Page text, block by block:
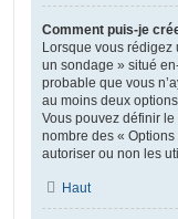
Comment puis-je
Lorsque vous rédigez
un sondage » situé
probable que vous
au moins deux
Vous pouvez définir
nombre des «
autoriser ou non les
Haut